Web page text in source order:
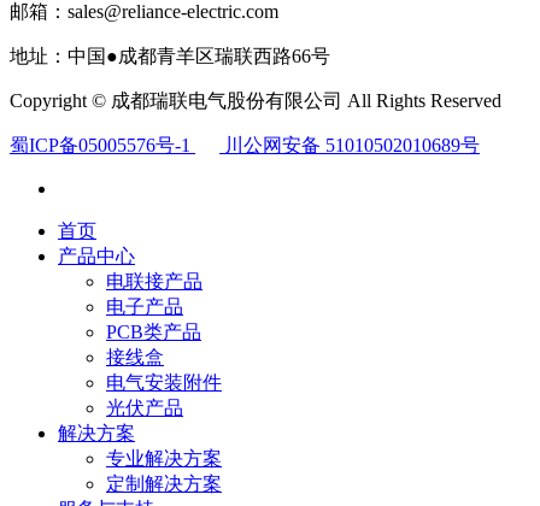
邮箱：sales@reliance-electric.com
地址：中国●成都青羊区瑞联西路66号
Copyright © 成都瑞联电气股份有限公司 All Rights Reserved
蜀ICP备05005576号-1 川公网安备 51010502010689号
首页
产品中心
电联接产品
电子产品
PCB类产品
接线盒
电气安装附件
光伏产品
解决方案
专业解决方案
定制解决方案